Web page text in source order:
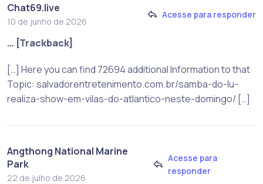
Chat69.live
10 de junho de 2026
Acesse para responder
… [Trackback]
[…] Here you can find 72694 additional Information to that
Topic: salvadorentretenimento.com.br/samba-do-lu-
realiza-show-em-vilas-do-atlantico-neste-domingo/ […]
Angthong National Marine
Park
22 de julho de 2026
Acesse para
responder